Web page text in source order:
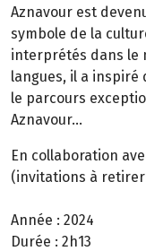
Aznavour est
symbole de la
interprétés dans le
langues, il a inspiré
le parcours
Aznavour...
En collaboration
(invitations à retirer
Année : 2024
Durée : 2h13